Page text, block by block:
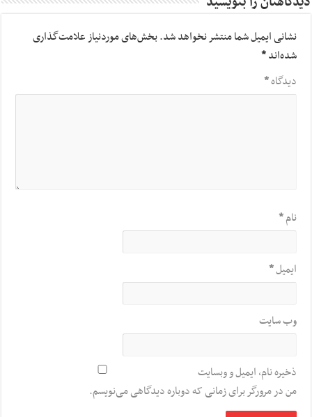
نشانی ایمیل شما منتشر نخواهد شد.بخش‌های موردنیاز علامت‌گذاری
شده‌اند*
دیدگاه*
نام*
ایمیل*
وب‌ سایت
ذخیره نام، ایمیل و وبسایت
من در مرورگر برای زمانی که دوباره دیدگاهی می‌نویسم.